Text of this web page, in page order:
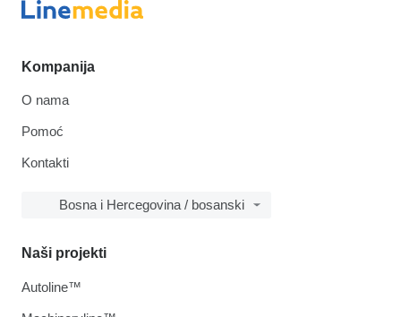
Kompanija
O nama
Pomoć
Kontakti
Bosna i Hercegovina / bosanski
Naši projekti
Autoline™